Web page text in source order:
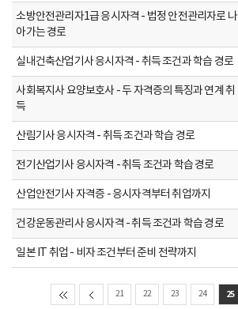
소방안전관리자1급 응시자격 - 법정 안전관리자로 나
아가는 경로
실내건축산업기사 응시자격 - 취득 조건과 학습 경로
사회복지사 요양보호사 - 두 자격증의 특징과 연계 취
득
산림기사 응시자격 - 취득 조건과 학습 경로
전기산업기사 응시자격 - 취득 조건과 학습 경로
산업안전기사 자격증 - 응시자격부터 취업까지
건강운동관리사 응시자격 - 취득 조건과 학습 경로
일본 IT 취업 - 비자 조건부터 준비 전략까지
21 22 23 24 25